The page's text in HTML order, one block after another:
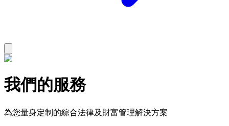
我們的服務
為您量身定制的綜合法律及財富管理解決方案